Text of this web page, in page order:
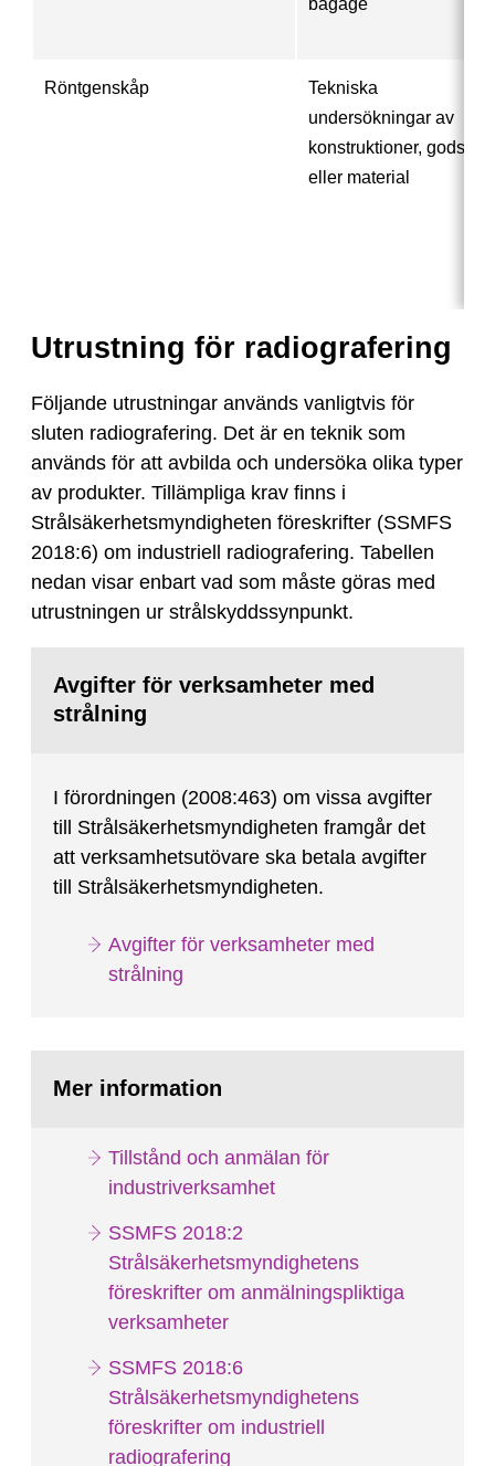
bagage
Röntgenskåp
Tekniska
undersökningar av
konstruktioner, gods
eller material
Utrustning för radiografering
Följande utrustningar används vanligtvis för
sluten radiografering. Det är en teknik som
används för att avbilda och undersöka olika typer
av produkter. Tillämpliga krav finns i
Strålsäkerhetsmyndigheten föreskrifter (SSMFS
2018:6) om industriell radiografering. Tabellen
nedan visar enbart vad som måste göras med
utrustningen ur strålskyddssynpunkt.
Avgifter för verksamheter med
strålning
I förordningen (2008:463) om vissa avgifter
till Strålsäkerhetsmyndigheten framgår det
att verksamhetsutövare ska betala avgifter
till Strålsäkerhetsmyndigheten.
Avgifter för verksamheter med
strålning
Mer information
Tillstånd och anmälan för
industriverksamhet
SSMFS 2018:2
Strålsäkerhetsmyndighetens
föreskrifter om anmälningspliktiga
verksamheter
SSMFS 2018:6
Strålsäkerhetsmyndighetens
föreskrifter om industriell
radiografering